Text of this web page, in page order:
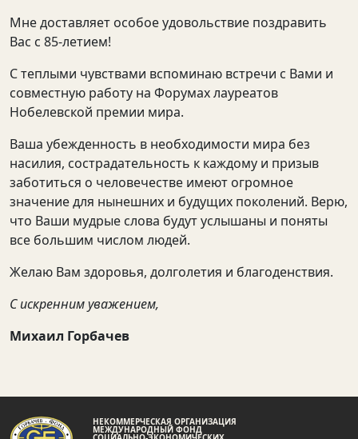
Мне доставляет особое удовольствие поздравить
Вас с 85-летием!
С теплыми чувствами вспоминаю встречи с Вами и
совместную работу на Форумах лауреатов
Нобелевской премии мира.
Ваша убежденность в необходимости мира без
насилия, сострадательность к каждому и призыв
заботиться о человечестве имеют огромное
значение для нынешних и будущих поколений. Верю,
что Ваши мудрые слова будут услышаны и поняты
все большим числом людей.
Желаю Вам здоровья, долголетия и благоденствия.
С искренним уважением,
Михаил Горбачев
НЕКОММЕРЧЕСКАЯ ОРГАНИЗАЦИЯ
МЕЖДУНАРОДНЫЙ ФОНД